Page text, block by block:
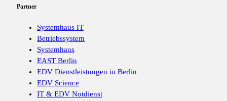
Partner
Systemhaus IT
Betriebssystem
Systemhaus
EAST Berlin
EDV Dienstleistungen in Berlin
EDV Science
IT & EDV Notdienst